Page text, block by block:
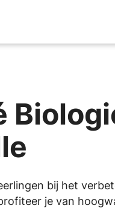
bij het
je van